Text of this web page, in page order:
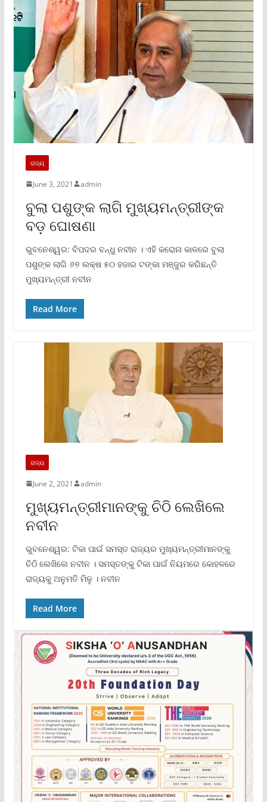
ରାଜ୍ୟ
June 3, 2021 admin
ବୁଲା ପଶୁଙ୍କ ଲାଗି ମୁଖ୍ୟମନ୍ତ୍ରୀଙ୍କ
ବଡ଼ ଘୋଷଣା
ଭୁବନେଶ୍ୱର: ବିପଦର ବନ୍ଧୁ ନବୀନ । ଏହି କରୋନା କାଳରେ ବୁଲା
ପଶୁଙ୍କ ଲାଗି ୬୭ ଲକ୍ଷ ୫୦ ହଜାର ଟଙ୍କା ମଞ୍ଜୁର କରିଛନ୍ତି
ମୁଖ୍ୟମନ୍ତ୍ରୀ ନବୀନ
Read More
ରାଜ୍ୟ
June 2, 2021 admin
ମୁଖ୍ୟମନ୍ତ୍ରୀମାନଙ୍କୁ ଚିଠି ଲେଖିଲେ
ନବୀନ
ଭୁବନେଶ୍ୱର: ଟିକା ପାଇଁ ସମସ୍ତ ରାଜ୍ୟର ମୁଖ୍ୟମନ୍ତ୍ରୀମାନଙ୍କୁ
ଚିଠି ଲେଖିଲେ ନବୀନ । ସମସ୍ତଙ୍କୁ ଟିକା ପାଇଁ ନିୟମରେ କୋହଳରେ
ରାଜ୍ୟକୁ ଅନୁମତି ମିଳୁ । ନବୀନ
Read More